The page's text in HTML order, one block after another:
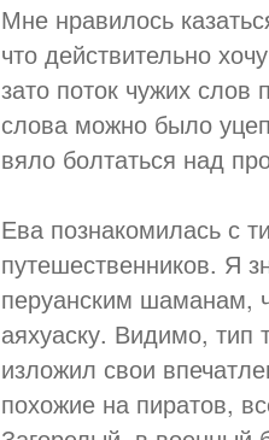
Мне нравилось
что действительно
зато поток чужих
слова можно было
вяло болтаться над
Ева познакомилась с
путешественников. Я
перуанским шаманам,
аяхуаску. Видимо,
изложил свои
похожие на пиратов,